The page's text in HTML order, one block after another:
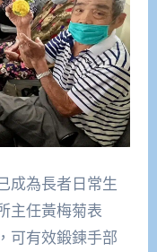
成為長者日常生
主任黃梅菊表
可有效鍛鍊手部